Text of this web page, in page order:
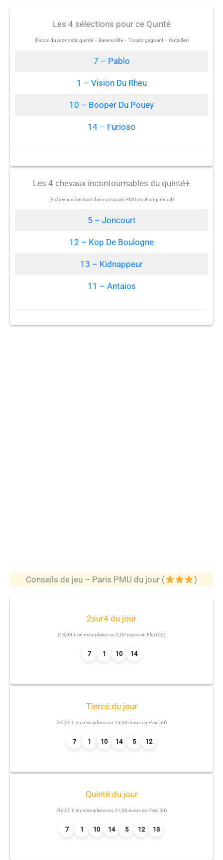
Les 4 sélections pour ce Quinté
(Favori du pronostic quinté – Base solide – Tocard gagnant – Outsider)
7 – Pablo
1 – Vision Du Rheu
10 – Booper Du Pouey
14 – Furioso
Les 4 chevaux incontournables du quinté+
(4 chevaux à inclure dans vos paris PMU en champ réduit)
5 – Joncourt
12 – Kop De Boulogne
13 – Kidnappeur
11 – Antaios
Conseils de jeu – Paris PMU du jour ( )
2sur4 du jour
(18,00 € en mise pleine ou 9,00 euros en Flexi 50)
7 1 10 14
Tiercé du jour
(20,00 € en mise pleine ou 10,00 euros en Flexi 50)
7 1 10 14 5 12
Quinté du jour
(42,00 € en mise pleine ou 21,00 euros en Flexi 50)
7 1 10 14 5 12 13